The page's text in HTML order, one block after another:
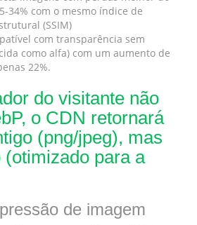
34% com o mesmo índice de
(SSIM)
com transparência sem
como alfa) com um aumento de
22%.
do visitante não
o CDN retornará
(png/jpeg), mas
(otimizado para a
de imagem